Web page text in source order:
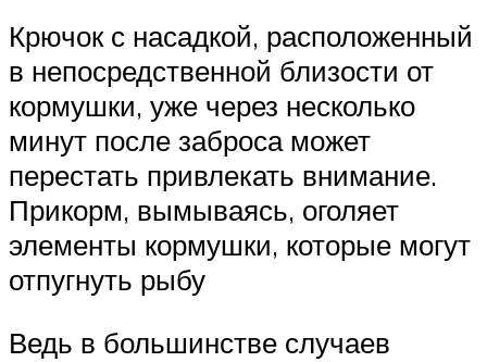
Крючок с насадкой, расположенный
в непосредственной близости от
кормушки, уже через несколько
минут после заброса может
перестать привлекать внимание.
Прикорм, вымываясь, оголяет
элементы кормушки, которые могут
отпугнуть рыбу
Ведь в большинстве случаев